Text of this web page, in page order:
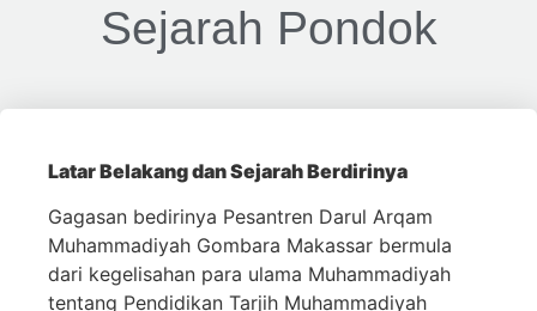
Sejarah Pondok
Latar Belakang dan Sejarah Berdirinya
Gagasan bedirinya Pesantren Darul Arqam
Muhammadiyah Gombara Makassar bermula
dari kegelisahan para ulama Muhammadiyah
tentang Pendidikan Tarjih Muhammadiyah